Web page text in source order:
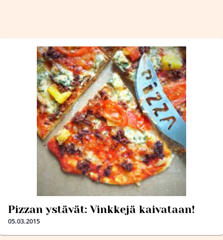
Pizzan ystävät: Vinkkejä kaivataan!
05.03.2015